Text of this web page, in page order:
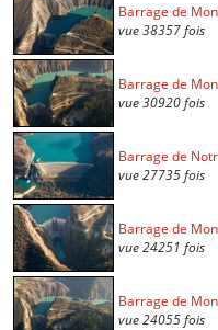
Barrage de
vue 38357 fois
Barrage de
vue 30920 fois
Barrage de
vue 27735 fois
Barrage de
vue 24251 fois
Barrage de
vue 24055 fois